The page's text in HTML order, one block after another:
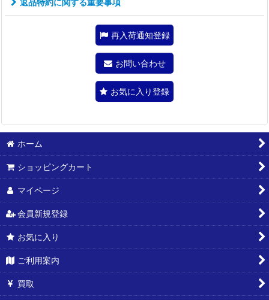
返品特約に関する重要事項
再入荷通知登録
お問い合わせ
お気に入り登録
ホーム
ショッピングカート
マイページ
会員新規登録
お気に入り
ご利用案内
買取